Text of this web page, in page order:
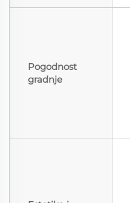
Pogodnost
gradnje